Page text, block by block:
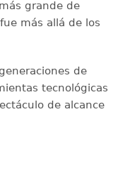
grande de
más allá de los
de
tecnológicas
de alcance